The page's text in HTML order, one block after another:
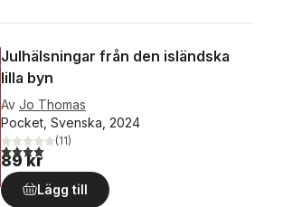
Julhälsningar från den isländska
lilla byn
Av Jo Thomas
Pocket, Svenska, 2024
4,0utav 5 stjärnor. Totalt antal röster:
(11)
89 kr
Lägg till